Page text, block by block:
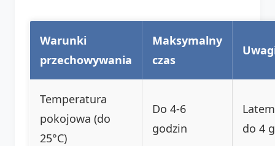
Warunki
przechowywania
Maksymalny
czas
Temperatura
pokojowa (do
25°C)
Do 4-6
godzin
do 4